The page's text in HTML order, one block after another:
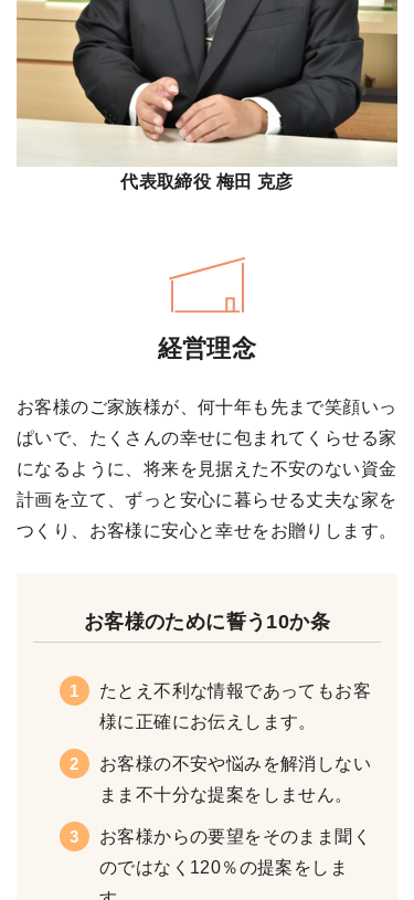
代表取締役 梅田 克彦
経営理念
お客様のご家族様が、何十年も先まで笑顔いっ
ぱいで、たくさんの幸せに包まれてくらせる家
になるように、将来を見据えた不安のない資金
計画を立て、ずっと安心に暮らせる丈夫な家を
つくり、お客様に安心と幸せをお贈りします。
お客様のために誓う10か条
たとえ不利な情報であってもお客
様に正確にお伝えします。
お客様の不安や悩みを解消しない
まま不十分な提案をしません。
お客様からの要望をそのまま聞く
のではなく120％の提案をしま